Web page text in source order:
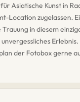
Asiatische Kunst in
Location zugelassen.
in diesem
der Fotobox gerne